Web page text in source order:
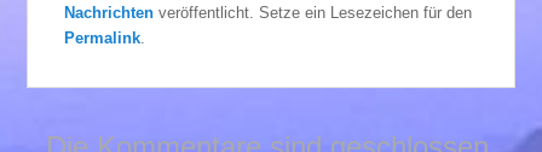
Nachrichten veröffentlicht. Setze ein Lesezeichen für den
Permalink